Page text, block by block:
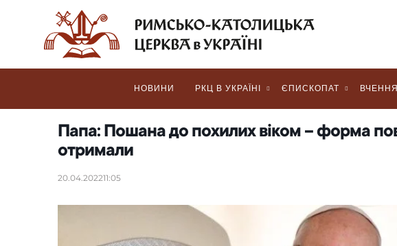
НОВИНИ РКЦ В УКРАЇНІ ЄПИСКОПАТ
Папа: Пошана до похилих віком – форма
отримали
20.04.202211:05